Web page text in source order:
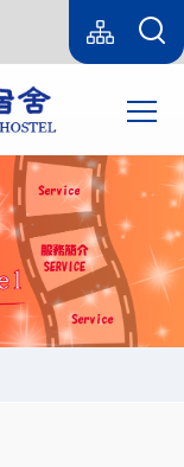
Language
switcher
sitemap(tc)